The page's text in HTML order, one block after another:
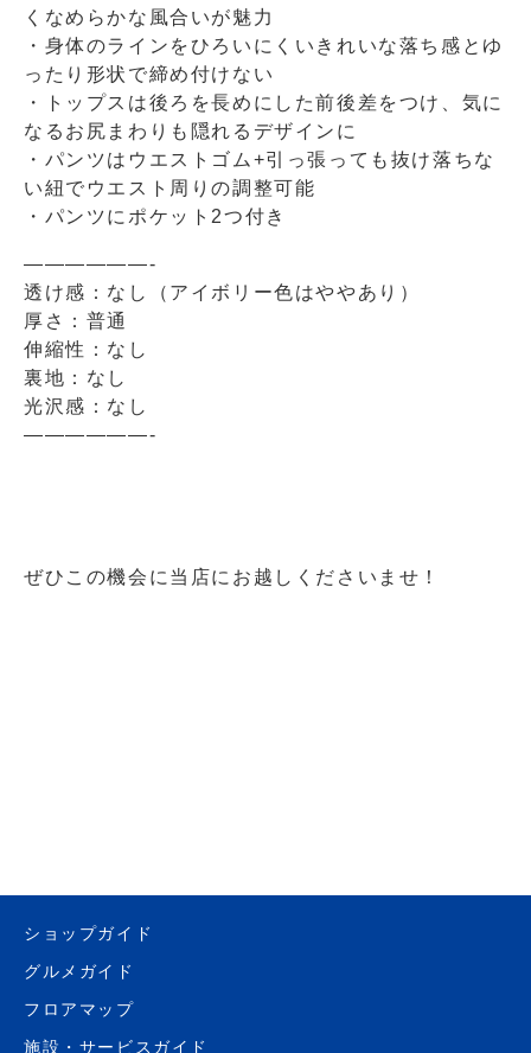
くなめらかな風合いが魅力
・身体のラインをひろいにくいきれいな落ち感とゆ
ったり形状で締め付けない
・トップスは後ろを長めにした前後差をつけ、気に
なるお尻まわりも隠れるデザインに
・パンツはウエストゴム+引っ張っても抜け落ちな
い紐でウエスト周りの調整可能
・パンツにポケット2つ付き
——————-
透け感：なし（アイボリー色はややあり）
厚さ：普通
伸縮性：なし
裏地：なし
光沢感：なし
——————-
ぜひこの機会に当店にお越しくださいませ！
ショップガイド
グルメガイド
フロアマップ
施設・サービスガイド